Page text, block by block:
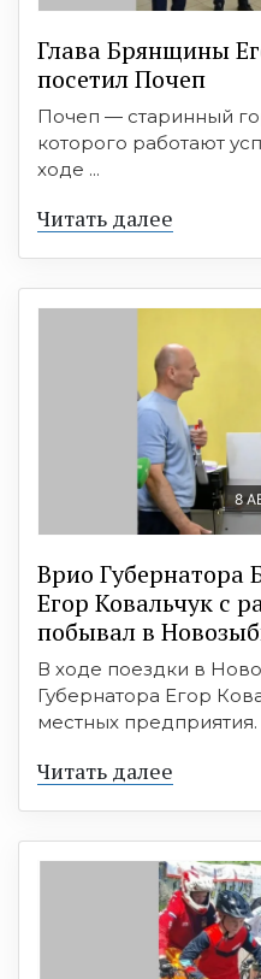
Глава Брянщины
посетил Почеп
Почеп — старинный
которого работают
ходе ...
Читать далее
8
Врио Губернатора
Егор Ковальчук с
побывал в
В ходе поездки в
Губернатора Егор
местных предприятия.
Читать далее